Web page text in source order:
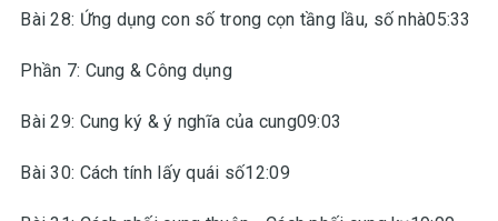
Bài 28: Ứng dụng con số trong cọn tầng lầu, số nhà05:33
Phần 7: Cung & Công dụng
Bài 29: Cung ký & ý nghĩa của cung09:03
Bài 30: Cách tính lấy quái số12:09